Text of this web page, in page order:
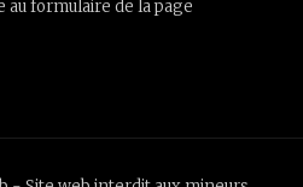
au formulaire de la page